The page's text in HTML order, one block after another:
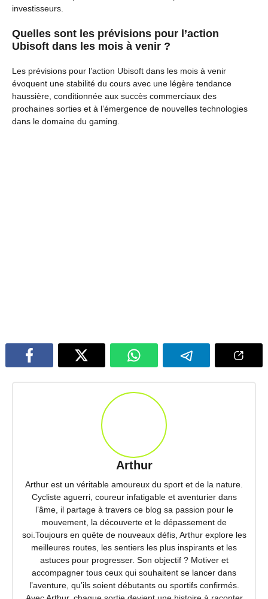
investisseurs.
Quelles sont les prévisions pour l’action
Ubisoft dans les mois à venir ?
Les prévisions pour l’action Ubisoft dans les mois à venir
évoquent une stabilité du cours avec une légère tendance
haussière, conditionnée aux succès commerciaux des
prochaines sorties et à l’émergence de nouvelles technologies
dans le domaine du gaming.
Arthur
Arthur est un véritable amoureux du sport et de la nature.
Cycliste aguerri, coureur infatigable et aventurier dans
l’âme, il partage à travers ce blog sa passion pour le
mouvement, la découverte et le dépassement de
soi.Toujours en quête de nouveaux défis, Arthur explore les
meilleures routes, les sentiers les plus inspirants et les
astuces pour progresser. Son objectif ? Motiver et
accompagner tous ceux qui souhaitent se lancer dans
l’aventure, qu’ils soient débutants ou sportifs confirmés.